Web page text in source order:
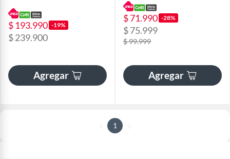
$ 193.990 -19%
$ 239.900
Agregar
$ 71.990 -28%
$ 75.999
$ 99.999
Agregar
1